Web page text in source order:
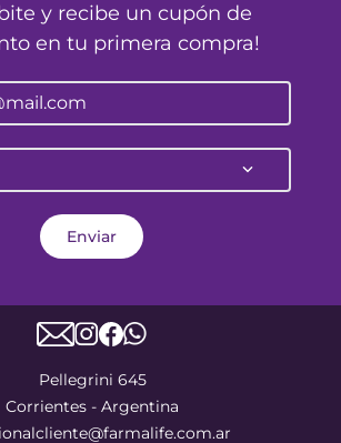
y recibe un cupón de
en tu primera compra!
Enviar
Pellegrini 645
Corrientes - Argentina